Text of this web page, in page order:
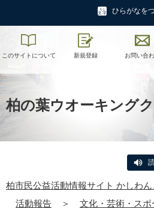
ひらがなを
このサイトについて 新規登録 お問い合
柏の葉ウオーキング
柏市民公益活動情報サイト かしわん
活動報告
＞ 文化・芸術・スポ